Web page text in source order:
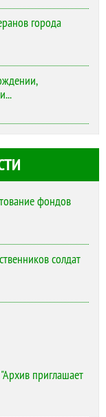
города
фондов
солдат
приглашает